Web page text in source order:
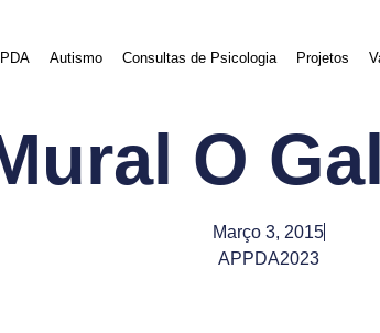
Autismo Consultas de Psicologia Projetos
O
Março 3, 2015
APPDA2023